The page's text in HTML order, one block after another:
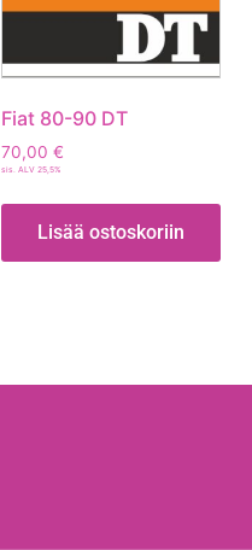
Fiat 80-90 DT
70,00 €
sis. ALV 25,5%
Lisää ostoskoriin